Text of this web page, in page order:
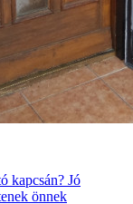
kapcsán? Jó
önnek